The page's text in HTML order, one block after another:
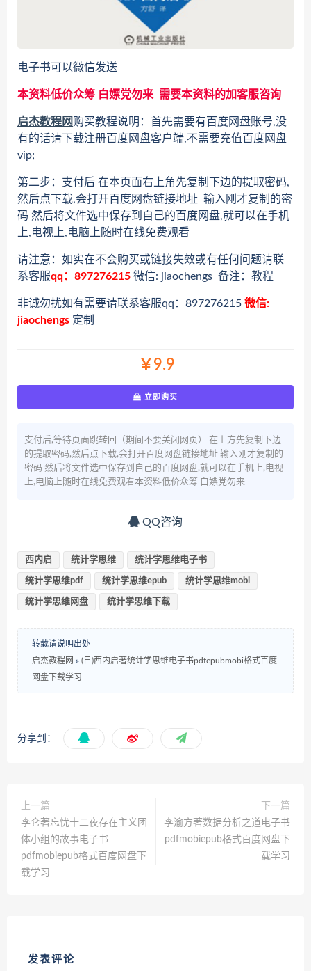
电子书可以微信发送
本资料低价众筹 白嫖党勿来 需要本资料的加客服咨询
启杰教程网购买教程说明：首先需要有百度网盘账号,没
有的话请下载注册百度网盘客户端,不需要充值百度网盘
vip;
第二步：支付后 在本页面右上角先复制下边的提取密码,
然后点下载,会打开百度网盘链接地址 输入刚才复制的密
码 然后将文件选中保存到自己的百度网盘,就可以在手机
上,电视上,电脑上随时在线免费观看
请注意：如实在不会购买或链接失效或有任何问题请联
系客服qq：897276215 微信: jiaochengs 备注：教程
非诚勿扰如有需要请联系客服qq：897276215 微信:
jiaochengs 定制
￥9.9
立即购买
支付后,等待页面跳转回（期间不要关闭网页） 在上方先复制下边
的提取密码,然后点下载,会打开百度网盘链接地址 输入刚才复制的
密码 然后将文件选中保存到自己的百度网盘,就可以在手机上,电视
上,电脑上随时在线免费观看本资料低价众筹 白嫖党勿来
QQ咨询
西内启 统计学思维 统计学思维电子书
统计学思维pdf 统计学思维epub 统计学思维mobi
统计学思维网盘 统计学思维下载
转载请说明出处
启杰教程网 » (日)西内启著统计学思维电子书pdfepubmobi格式百度
网盘下载学习
分享到：
上一篇
李仑著忘忧十二夜存在主义团
体小组的故事电子书
pdfmobiepub格式百度网盘下
载学习
下一篇
李渝方著数据分析之道电子书
pdfmobiepub格式百度网盘下
载学习
发表评论